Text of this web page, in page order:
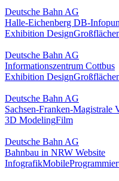
Deutsche Bahn AG
Halle-Eichenberg DB-
Exhibition Design
Deutsche Bahn AG
Informationszentrum Cottbus
Exhibition Design
Deutsche Bahn AG
Sachsen-Franken-Magistrale
3D ModelingFilm
Deutsche Bahn AG
Bahnbau in NRW Website
InfografikMobile